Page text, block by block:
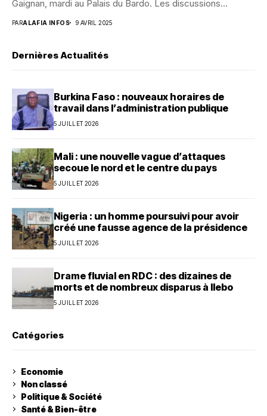
Gaignan, mardi au Palais du Bardo. Les discussions...
PARALAFIA INFOS 9 AVRIL 2025
Dernières Actualités
Burkina Faso : nouveaux horaires de
travail dans l’administration publique
5 JUILLET 2026
Mali : une nouvelle vague d’attaques
secoue le nord et le centre du pays
5 JUILLET 2026
Nigeria : un homme poursuivi pour avoir
créé une fausse agence de la présidence
5 JUILLET 2026
Drame fluvial en RDC : des dizaines de
morts et de nombreux disparus à Ilebo
5 JUILLET 2026
Catégories
Economie
Non classé
Politique & Société
Santé & Bien-être